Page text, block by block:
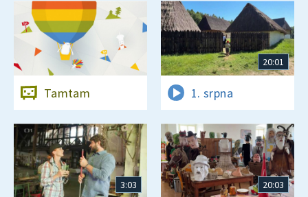
Tamtam
20:01
1. srpna
3:03 20:03